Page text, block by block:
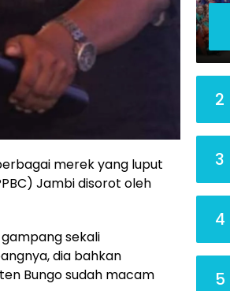
merek yang luput
Jambi disorot oleh
sekali
dia bahkan
Bungo sudah macam
2
3
4
5